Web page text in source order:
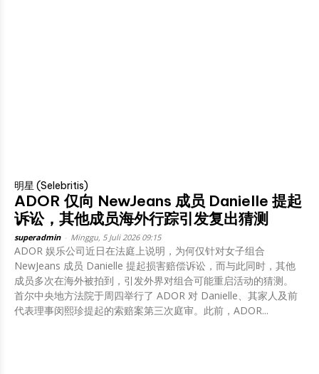
明星 (Selebritis)
ADOR 仅向 NewJeans 成员 Danielle 提起
诉讼，其他成员海外行踪引发复出猜测
superadmin Minggu, 5 Juli 2026 09:15
ADOR 娱乐公司近日在法庭上说明，为何仅针对女子组合
NewJeans 成员 Danielle 提起损害赔偿诉讼，而与此同时，其他
成员多次在海外被拍到，引发外界对组合可能重启活动的猜测。
首尔中央地方法院于周四举行了 ADOR 对 Danielle、其家人及前
代表理事闵熙珍提起的索赔案第三次庭审。此前，ADOR...